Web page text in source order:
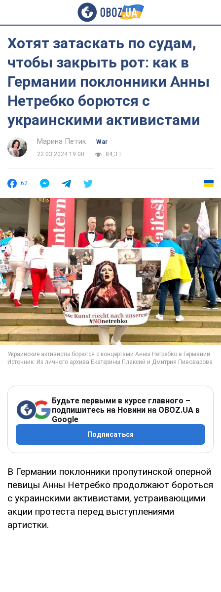
Хотят затаскать по судам,
чтобы закрыть рот: как в
Германии поклонники Анны
Нетребко борются с
украинскими активистами
Марина Петик
War
22.03.2024 19:00
84,3 т.
62
Будьте первыми в курсе главного –
подпишитесь на Новини на OBOZ.UA в
Google
Подписаться
В Германии поклонники пропутинской оперной
певицы Анны Нетребко продолжают бороться
с украинскими активистами, устраивающими
акции протеста перед выступлениями
артистки.